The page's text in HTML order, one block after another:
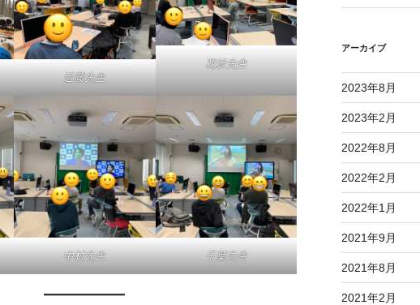
近藤先生
花坂先生
中村先生 千葉先生
アーカイブ
2023年8月
2023年2月
2022年8月
2022年2月
2022年1月
2021年9月
2021年8月
2021年2月